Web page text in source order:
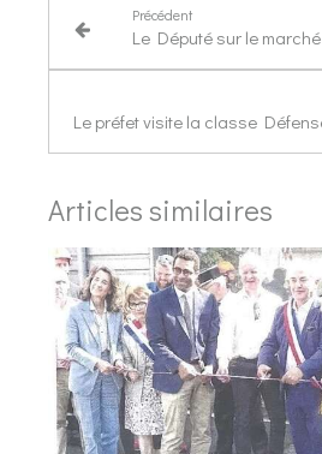
Précédent
Articles similaires